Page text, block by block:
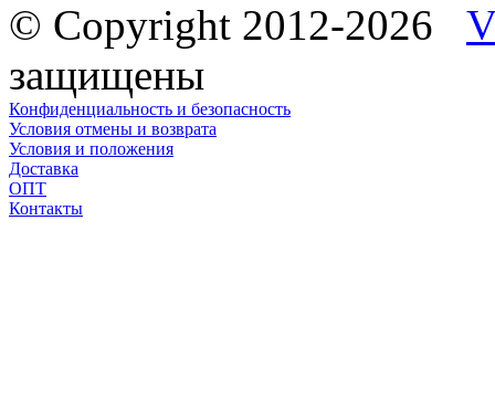
© Copyright 2012-2026
защищены
Конфиденциальность и безопасность
Условия отмены и возврата
Условия и положения
Доставка
ОПТ
Контакты